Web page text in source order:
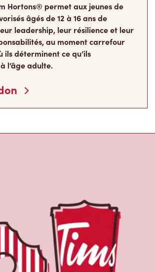
Hortons® permet aux jeunes de
âgés de 12 à 16 ans de
leadership, leur résilience et leur
au moment carrefour
ils déterminent ce qu’ils
l’âge adulte.